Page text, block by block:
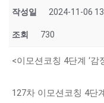
작성일 2024-11-06
조회 730
<이모션코칭 4단계 ‘감
127차 이모션코칭 4단